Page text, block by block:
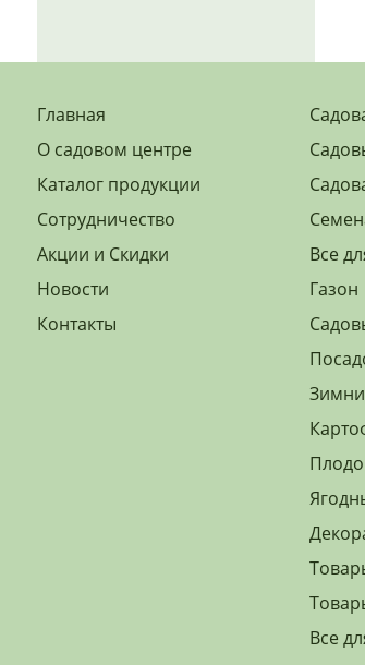
Главная
О садовом центре
Каталог продукции
Сотрудничество
Акции и Скидки
Новости
Контакты
Все
Газон
Все